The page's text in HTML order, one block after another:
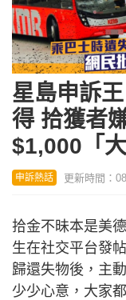
星島申訴
得 拾獲者
$1,000「大
申訴熱話 更新時間：
拾金不昧本是美
生在社交平台發
歸還失物後，主
少少心意，大家